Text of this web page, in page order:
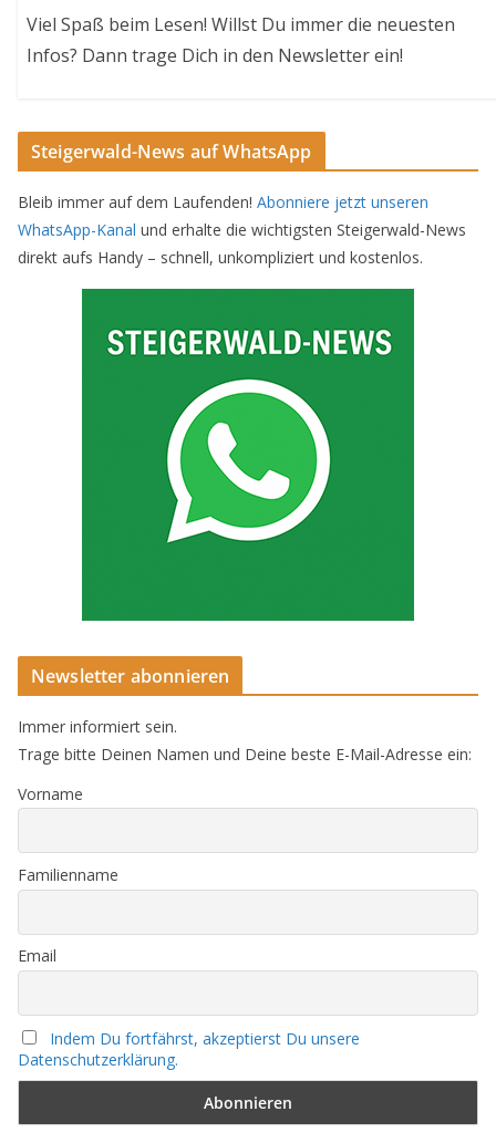
Viel Spaß beim Lesen! Willst Du immer die neuesten
Infos? Dann trage Dich in den Newsletter ein!
Steigerwald-News auf WhatsApp
Bleib immer auf dem Laufenden! Abonniere jetzt unseren
WhatsApp-Kanal und erhalte die wichtigsten Steigerwald-News
direkt aufs Handy – schnell, unkompliziert und kostenlos.
Newsletter abonnieren
Immer informiert sein.
Trage bitte Deinen Namen und Deine beste E-Mail-Adresse ein:
Vorname
Familienname
Email
Indem Du fortfährst, akzeptierst Du unsere
Datenschutzerklärung.